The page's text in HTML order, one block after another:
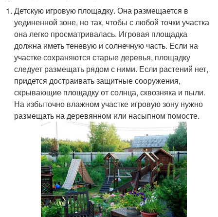
Детскую игровую площадку. Она размещается в
уединенной зоне, но так, чтобы с любой точки участка
она легко просматривалась. Игровая площадка
должна иметь теневую и солнечную часть. Если на
участке сохраняются старые деревья, площадку
следует размещать рядом с ними. Если растений нет,
придется достраивать защитные сооружения,
скрывающие площадку от солнца, сквозняка и пыли.
На избыточно влажном участке игровую зону нужно
размещать на деревянном или насыпном помосте.